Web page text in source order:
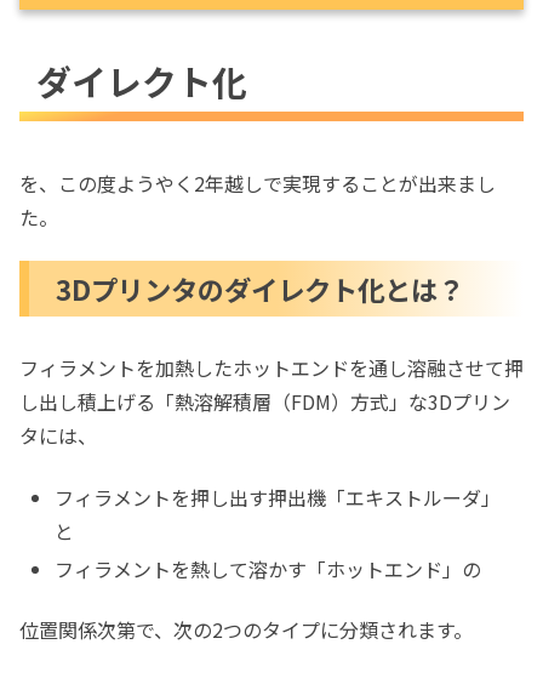
3Dプリンタのダイレクト化とは？
ボーデン式
今回ダイレクト式にカスタムした理由
マザーボードの交換はしといた方がい
い
てGcodeを操るソフトウェアも必要
ダイレクト化の具体的手順
周りの設定
SpreadCycleモード
モーターのEのステップ変更
ダイレクト化
を、この度ようやく2年越しで実現することが出来まし
た。
3Dプリンタのダイレクト化とは？
フィラメントを加熱したホットエンドを通し溶融させて押
し出し積上げる「熱溶解積層（FDM）方式」な3Dプリン
タには、
フィラメントを押し出す押出機「エキストルーダ」
と
フィラメントを熱して溶かす「ホットエンド」の
位置関係次第で、次の2つのタイプに分類されます。